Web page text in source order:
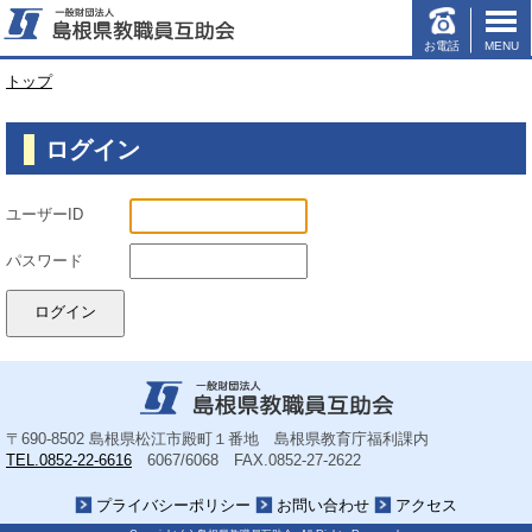
このページの本文へ
MENU
お電話
現
の
置：
トップ
ログイン
ユーザーID
パスワード
〒690-8502 島根県松江市殿町１番地 島根県教育庁福利課内
TEL.0852-22-6616 6067/6068 FAX.0852-27-2622
プライバシーポリシー お問い合わせ アクセス